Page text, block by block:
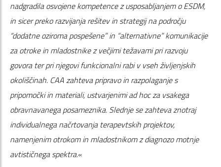
nadgradila osvojene kompetence z usposabljanjem o ESDM,
in sicer preko razvijanja rešitev in strategij na področju
“dodatne oziroma pospešene” in “alternativne” komunikacije
za otroke in mladostnike z večjimi težavami pri razvoju
govora ter pri njegovi funkcionalni rabi v vseh življenjskih
okoliščinah. CAA zahteva pripravo in razpolaganje s
pripomočki in materiali, ustvarjenimi ad hoc za vsakega
obravnavanega posameznika. Slednje se zahteva znotraj
individualnega načrtovanja terapevtskih projektov,
namenjenim otrokom in mladostnikom z diagnozo motnje
avtističnega spektra.«